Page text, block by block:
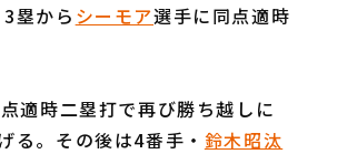
塁から シーモア選手に同点適時
適時二塁打で再び勝ち越しに
る。その後は4番手・ 鈴木昭汰